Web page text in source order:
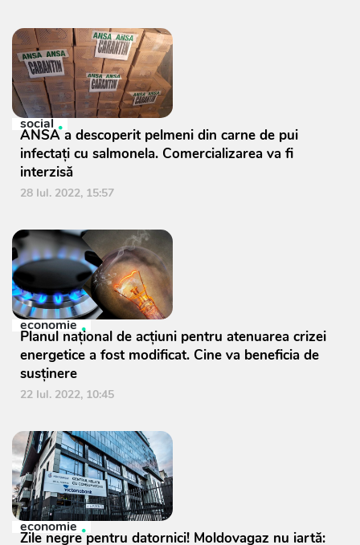
social
ANSA a descoperit pelmeni din carne de pui
infectați cu salmonela. Comercializarea va fi
interzisă
28 Iul. 2022, 15:57
economie
Planul național de acțiuni pentru atenuarea crizei
energetice a fost modificat. Cine va beneficia de
susținere
22 Iul. 2022, 10:45
economie
Zile negre pentru datornici! Moldovagaz nu iartă: